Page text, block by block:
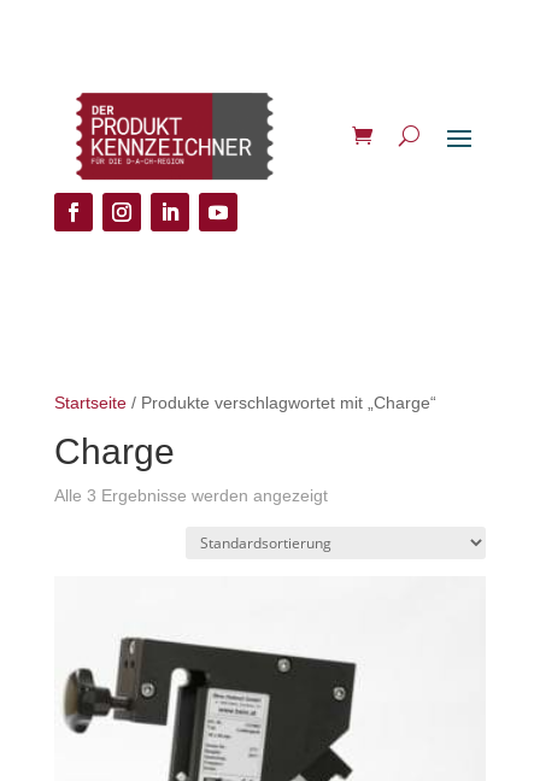
Startseite/ Produkte verschlagwortet mit „Charge“
Charge
Alle 3 Ergebnisse werden angezeigt